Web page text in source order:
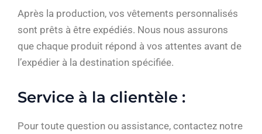
Après la production, vos vêtements personnalisés
sont prêts à être expédiés. Nous nous assurons
que chaque produit répond à vos attentes avant de
l’expédier à la destination spécifiée.
Service à la clientèle :
Pour toute question ou assistance, contactez notre